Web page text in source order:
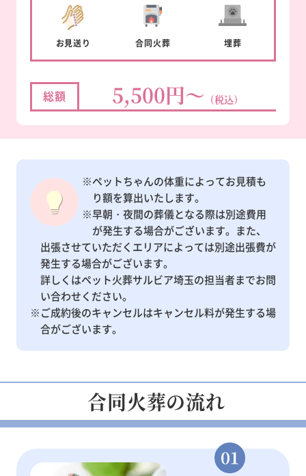
お見送り 合同火葬 埋葬
総額 5,500円～ （税込）
※ペットちゃんの体重によってお見積も
り額を算出いたします。
※早朝・夜間の葬儀となる際は別途費用
が発生する場合がございます。また、
出張させていただくエリアによっては別途出張費が
発生する場合がございます。
詳しくはペット火葬サルビア埼玉の担当者までお問
い合わせください。
※ご成約後のキャンセルはキャンセル料が発生する場
合がございます。
合同火葬の流れ